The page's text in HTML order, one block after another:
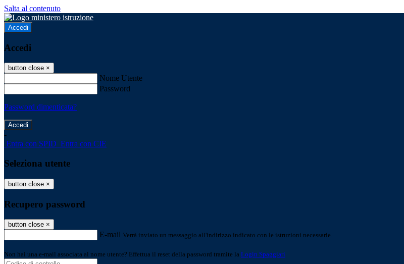
Salta al contenuto
Accedi
Accedi
button close ×
Nome Utente
Password
Password dimenticata?
-
Entra con SPID Entra con CIE
Seleziona utente
button close ×
Recupero password
button close ×
E-mail Verrà inviato un messaggio all'indirizzo indicato con le istruzioni necessarie.
Non hai una e-mail associata al nome utente? Effettua il reset della password tramite la Login Spaggiari